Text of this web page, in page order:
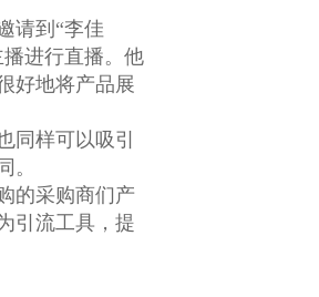
请到“李佳
进行直播。他
好地将产品展
同样可以吸引
。
的采购商们产
引流工具，提